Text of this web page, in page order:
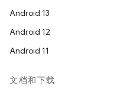
Android 13
Android 12
Android 11
文档和下载